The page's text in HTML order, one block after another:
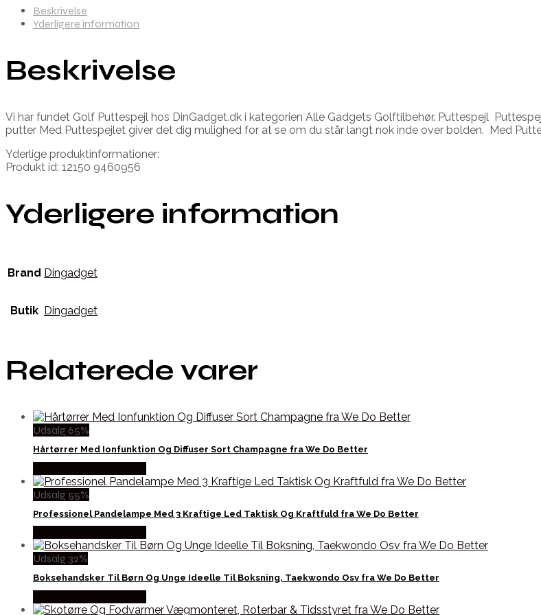
Beskrivelse
Yderligere information
Beskrivelse
Vi har fundet Golf Puttespejl hos DinGadget.dk i kategorien Alle Gadgets Golftilbehør. Puttespejl
putter Med Puttespejlet giver det dig mulighed for at se om du står langt nok inde over bolden. Med
Yderlige produktinformationer:
Produkt id: 12150 9460956
Yderligere information
Brand Dingadget
Butik Dingadget
Relaterede varer
Udsalg 65%
Hårtørrer Med Ionfunktion Og Diffuser Sort Champagne fra We Do Better
Udsalg 55%
Professionel Pandelampe Med 3 Kraftige Led Taktisk Og Kraftfuld fra We Do Better
Udsalg 32%
Boksehandsker Til Børn Og Unge Ideelle Til Boksning, Taekwondo Osv fra We Do Better